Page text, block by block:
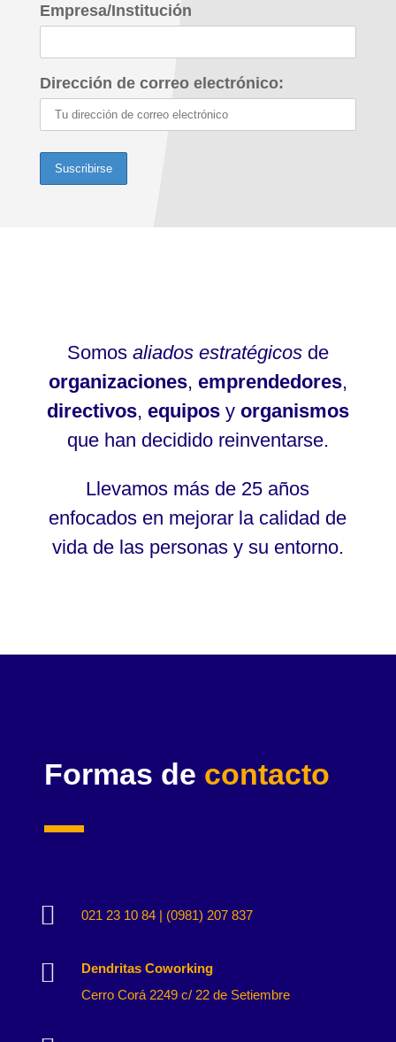
Empresa/Institución
Dirección de correo electrónico:
Somos aliados estratégicosde
organizaciones, emprendedores,
directivos, equiposy organismos
que han decidido reinventarse.
Llevamos más de 25 años
enfocados en mejorar la calidad de
vida de las personas y su entorno.
Formas de contacto
 021 23 10 84 | (0981) 207 837

Dendritas Coworking
Cerro Corá 2249 c/ 22 de Setiembre